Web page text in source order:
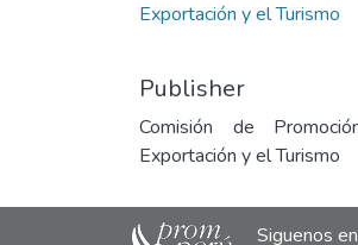
Exportación y el Turismo
Publisher
Comisión de
Exportación y el Turismo
Siguenos en